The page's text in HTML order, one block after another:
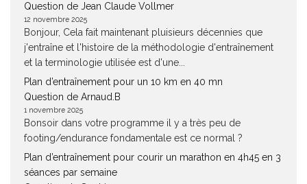
Question de Jean Claude Vollmer
12 novembre 2025
Bonjour, Cela fait maintenant pluisieurs décennies que
j'entraîne et l'histoire de la méthodologie d'entraînement
et la terminologie utilisée est d'une...
Plan d’entraînement pour un 10 km en 40 mn
Question de Arnaud.B
1 novembre 2025
Bonsoir dans votre programme il y a très peu de
footing/endurance fondamentale est ce normal ?
Plan d’entraînement pour courir un marathon en 4h45 en 3
séances par semaine